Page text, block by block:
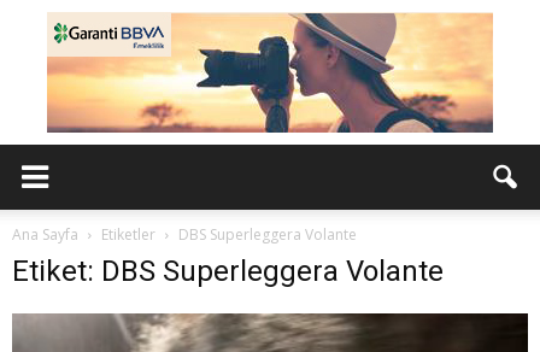
Ana Sayfa Etiketler DBS Superleggera Volante
Etiket: DBS Superleggera Volante